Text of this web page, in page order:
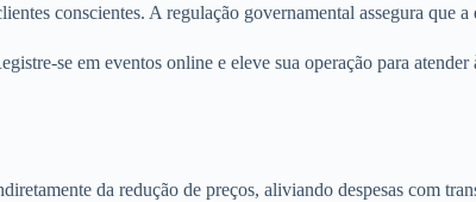
conscientes. A regulação governamental assegura que
se em eventos online e eleve sua operação para atender
da redução de preços, aliviando despesas com